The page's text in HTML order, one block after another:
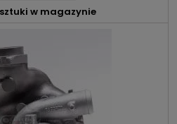
w magazynie